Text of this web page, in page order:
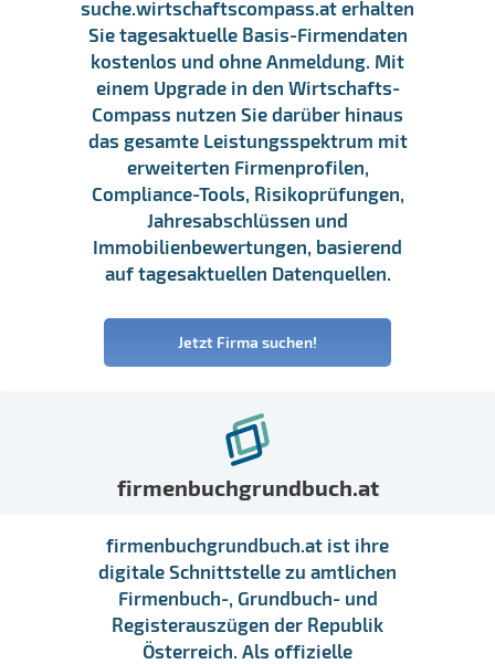
suche.wirtschaftscompass.at erhalten
Sie tagesaktuelle Basis-Firmendaten
kostenlos und ohne Anmeldung. Mit
einem Upgrade in den Wirtschafts-
Compass nutzen Sie darüber hinaus
das gesamte Leistungsspektrum mit
erweiterten Firmenprofilen,
Compliance-Tools, Risikoprüfungen,
Jahresabschlüssen und
Immobilienbewertungen, basierend
auf tagesaktuellen Datenquellen.
Jetzt Firma suchen!
firmenbuchgrundbuch.at
firmenbuchgrundbuch.at ist ihre
digitale Schnittstelle zu amtlichen
Firmenbuch-, Grundbuch- und
Registerauszügen der Republik
Österreich. Als offizielle